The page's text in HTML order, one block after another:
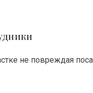
не повреждая